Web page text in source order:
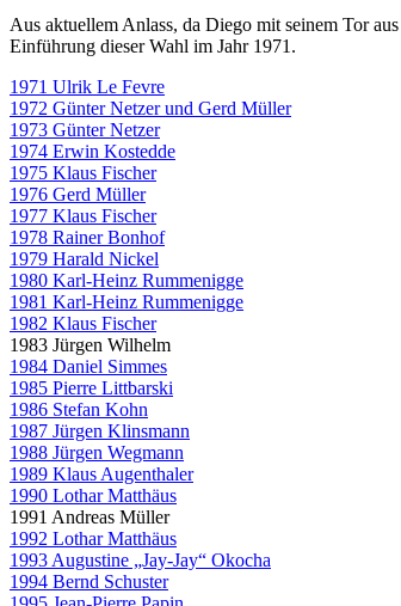
Aus aktuellem Anlass, da Diego mit seinem Tor
Einführung dieser Wahl im Jahr 1971.
1971 Ulrik Le Fevre
1972 Günter Netzer und Gerd Müller
1973 Günter Netzer
1974 Erwin Kostedde
1975 Klaus Fischer
1976 Gerd Müller
1977 Klaus Fischer
1978 Rainer Bonhof
1979 Harald Nickel
1980 Karl-Heinz Rummenigge
1981 Karl-Heinz Rummenigge
1982 Klaus Fischer
1983 Jürgen Wilhelm
1984 Daniel Simmes
1985 Pierre Littbarski
1986 Stefan Kohn
1987 Jürgen Klinsmann
1988 Jürgen Wegmann
1989 Klaus Augenthaler
1990 Lothar Matthäus
1991 Andreas Müller
1992 Lothar Matthäus
1993 Augustine „Jay-Jay“ Okocha
1994 Bernd Schuster